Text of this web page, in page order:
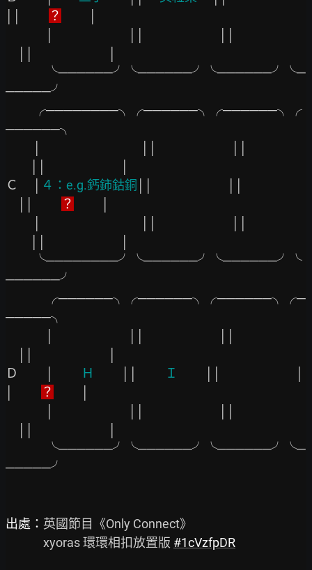
？
╰──────╯╰──────╯╰──────╯╰─
─────╯
╭────────╮╭──────╮╭──────╮╭
──────╮
Ｃ　 │
４：e.g.鈣鈰鈷銅
？
╰────────╯╰──────╯╰──────╯╰
──────╯
╭──────╮╭──────╮╭──────╮╭─
─────╮
Ｄ　　 │
Ｈ Ｉ
？
╰──────╯╰──────╯╰──────╯╰─
─────╯
出處： 英國節目《Only Connect》
xyoras 環環相扣放置版 #1cVzfpDR